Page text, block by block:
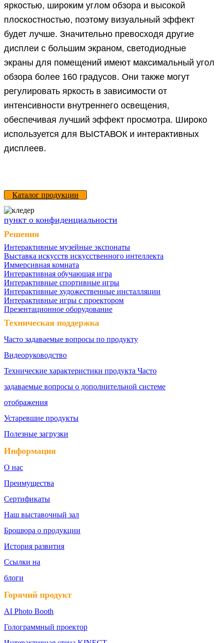
яркостью, широким углом обзора и высокой
плоскостностью, поэтому визуальный эффект
будет лучше. Значительно превосходя другие
дисплеи с большим экраном, светодиодные
экраны для помещений имеют максимальный угол
обзора более 160 градусов. Они также могут
регулировать яркость в зависимости от
интенсивности внутреннего освещения,
обеспечивая лучший эффект просмотра. Широко
используется для ВЫСТАВОК и интерактивных
дисплеев.
Каталог продукции
пункт о конфиденциальности
Решения
Интерактивные музейные экспонаты
Выставка искусств искусственного интеллекта
Иммерсивная комната
Интерактивная обучающая игра
Интерактивные спортивные игры
Интерактивные художественные инсталляции
Интерактивные игры с проектором
Презентационное оборудование
Техническая поддержка
Часто задаваемые вопросы по продукту
Видеоруководство
Технические характеристики продукта Часто
задаваемые вопросы о дополнительной системе
отображения
Устаревшие продукты
Полезные загрузки
Информация
О нас
Преимущества
Сертификаты
Наш выставочный зал
Брошюра о продукции
История развития
Ссылки на
блоги
Горячий продукт
AI Photo Booth
Голограммный проектор